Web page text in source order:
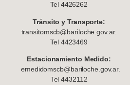
Tel 4426262
Tránsito y Transporte:
transitomscb@bariloche.gov.ar.
Tel 4423469
Estacionamiento Medido:
emedidomscb@bariloche.gov.ar.
Tel 4432112